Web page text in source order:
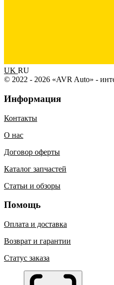
UK RU
© 2022 - 2026 «AVR Auto» -
Информация
Контакты
О нас
Договор оферты
Каталог запчастей
Статьи и обзоры
Помощь
Оплата и доставка
Возврат и гарантии
Статус заказа